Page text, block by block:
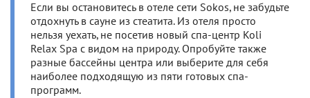
Если вы остановитесь в отеле сети Sokos, не забудьте
отдохнуть в сауне из стеатита. Из отеля просто
нельзя уехать, не посетив новый спа-центр Koli
Relax Spa с видом на природу. Опробуйте также
разные бассейны центра или выберите для себя
наиболее подходящую из пяти готовых спа-
программ.